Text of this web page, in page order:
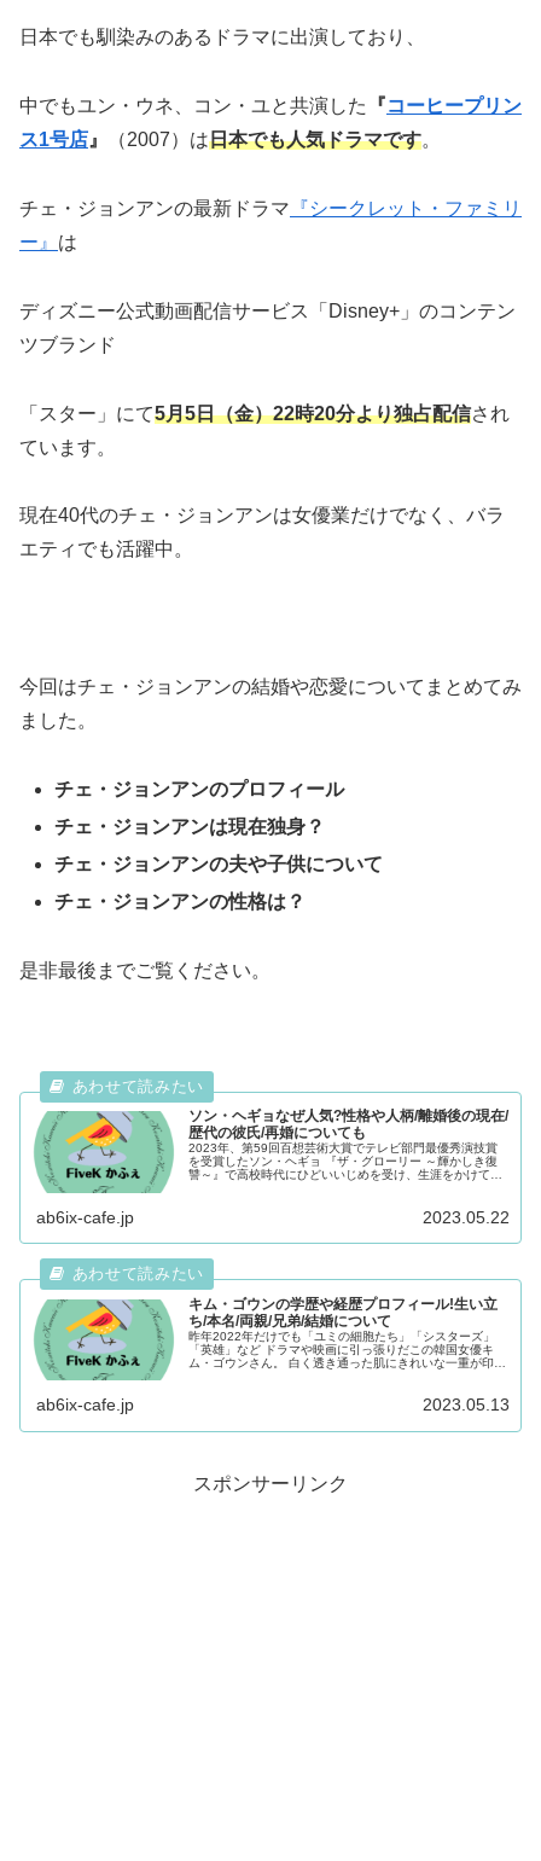
日本でも馴染みのあるドラマに出演しており、
中でもユン・ウネ、コン・ユと共演した 『コーヒープリン
ス1号店 』 （2007）は日本でも人気ドラマです。
チェ・ジョンアンの最新ドラマ 『シークレット・ファミリ
ー』 は
ディズニー公式動画配信サービス「Disney+」のコンテン
ツブランド
「スター」にて5月5日（金）22時20分より独占配信され
ています。
現在40代のチェ・ジョンアンは女優業だけでなく、バラ
エティでも活躍中。
今回はチェ・ジョンアンの結婚や恋愛についてまとめてみ
ました。
チェ・ジョンアンのプロフィール
チェ・ジョンアンは現在独身？
チェ・ジョンアンの夫や子供について
チェ・ジョンアンの性格は？
是非最後までご覧ください。
ソン・ヘギョなぜ人気?性格や人柄/離婚後の現在/
歴代の彼氏/再婚についても
2023年、第59回百想芸術大賞でテレビ部門最優秀演技賞
を受賞したソン・ヘギョ 『ザ・グローリー ～輝かしき復
讐～』で高校時代にひどいいじめを受け、生涯をかけて復
ab6ix-cafe.jp 2023.05.22
キム・ゴウンの学歴や経歴プロフィール!生い立
ち/本名/両親/兄弟/結婚について
昨年2022年だけでも「ユミの細胞たち」「シスターズ」
「英雄」など ドラマや映画に引っ張りだこの韓国女優キ
ム・ゴウンさん。 白く透き通った肌にきれいな一重が印象
ab6ix-cafe.jp 2023.05.13
スポンサーリンク